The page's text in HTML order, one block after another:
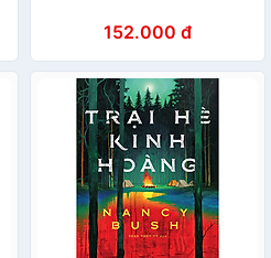
152.000 đ